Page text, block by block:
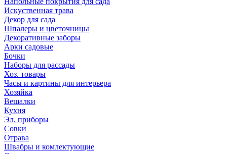
Искуственная трава
Декор для сада
Шпалеры и цветочницы
Декоративные заборы
Арки садовые
Бочки
Наборы для рассады
Хоз. товары
Часы и картины для интерьера
Хозяйка
Вешалки
Кухня
Эл. приборы
Совки
Отрава
Швабры и комлектующие